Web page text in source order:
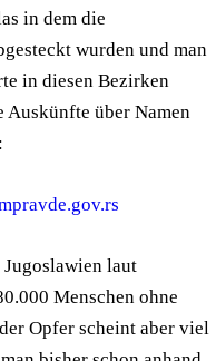
in dem die
wurden und man
in diesen Bezirken
Auskünfte über Namen
laut
Menschen ohne
Opfer scheint aber viel